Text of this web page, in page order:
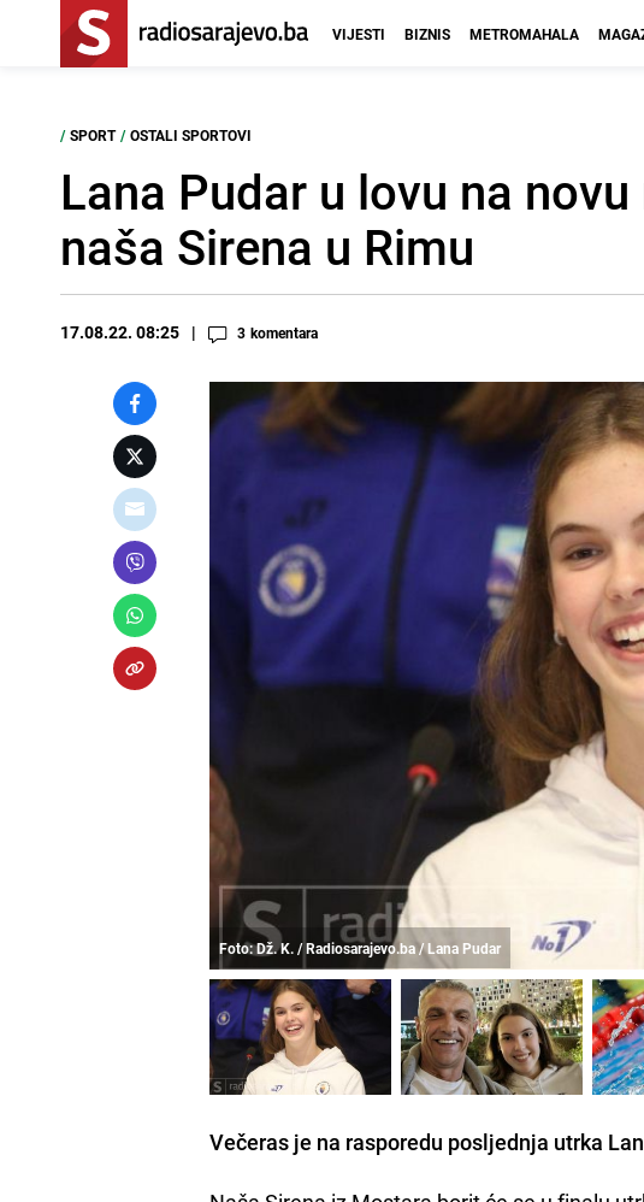
VIJESTI BIZNIS METROMAHALA
/ SPORT / OSTALI SPORTOVI
Lana Pudar u lovu na
naša Sirena u Rimu
17.08.22. 08:25 3 komentara
Foto: Dž. K. / Radiosarajevo.ba / Lana Pudar
Večeras je na rasporedu posljednja utrka